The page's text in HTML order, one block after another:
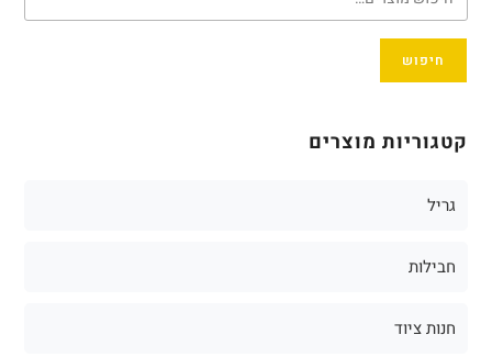
חיפוש
קטגוריות מוצרים
גריל
חבילות
חנות ציוד